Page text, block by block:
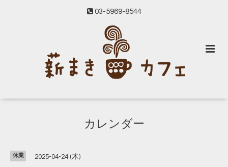
03-5969-8544
カレンダー
休業 2025-04-24 (木)